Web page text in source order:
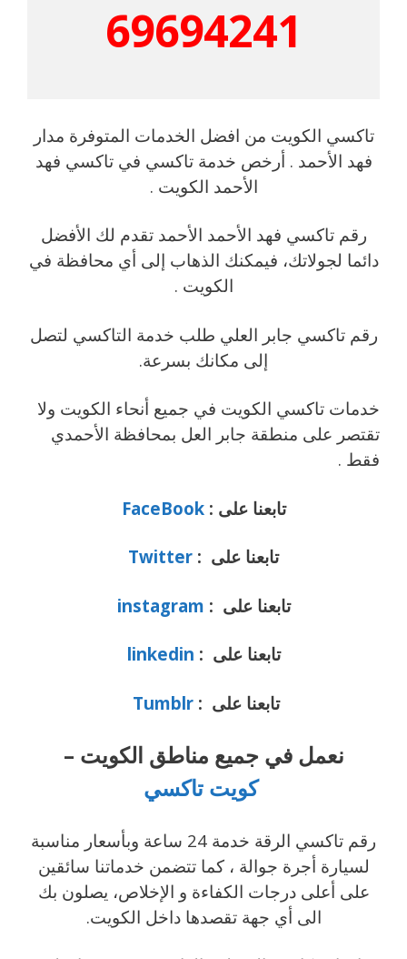
69694241
تاكسي الكويت من افضل الخدمات المتوفرة مدار
فهد الأحمد . أرخص خدمة تاكسي في تاكسي فهد
الأحمد الكويت .
رقم تاكسي فهد الأحمد الأحمد تقدم لك الأفضل
دائما لجولاتك، فيمكنك الذهاب إلى أي محافظة في
الكويت .
رقم تاكسي جابر العلي طلب خدمة التاكسي لتصل
إلى مكانك بسرعة.
خدمات تاكسي الكويت في جميع أنحاء الكويت ولا
تقتصر على منطقة جابر العل بمحافظة الأحمدي
فقط .
تابعنا على :FaceBook
تابعنا على : Twitter
تابعنا على : instagram
تابعنا على : linkedin
تابعنا على :Tumblr
نعمل في جميع مناطق الكويت –
كويت تاكسي
رقم تاكسي الرقة خدمة 24 ساعة وبأسعار مناسبة
لسيارة أجرة جوالة ، كما تتضمن خدماتنا سائقين
على أعلى درجات الكفاءة و الإخلاص، يصلون بك
الى أي جهة تقصدها داخل الكويت.